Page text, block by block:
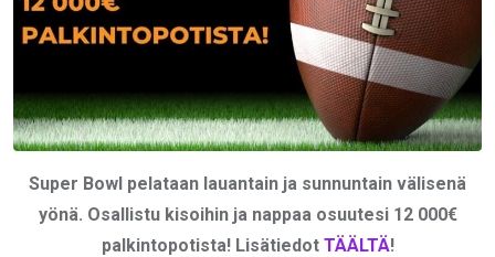
Super Bowl pelataan lauantain ja sunnuntain välisenä
yönä. Osallistu kisoihin ja nappaa osuutesi 12 000€
palkintopotista! Lisätiedot TÄÄLTÄ!